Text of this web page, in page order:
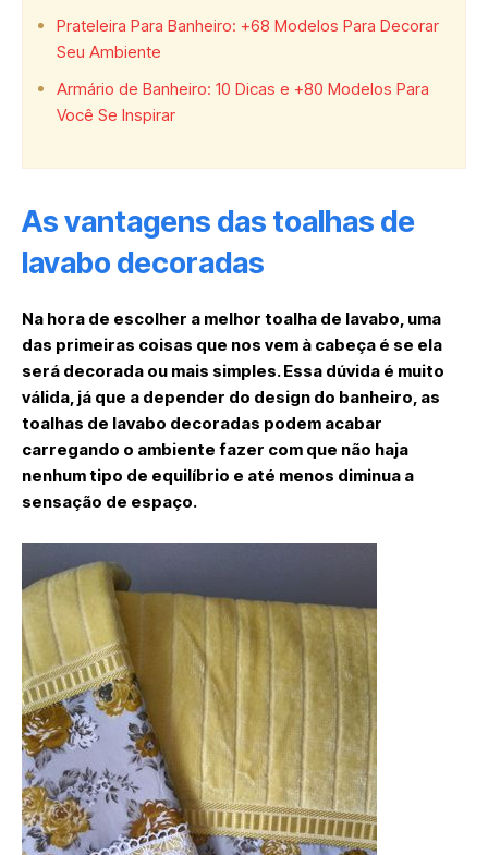
Prateleira Para Banheiro: +68 Modelos Para Decorar
Seu Ambiente
Armário de Banheiro: 10 Dicas e +80 Modelos Para
Você Se Inspirar
As vantagens das toalhas de
lavabo decoradas
Na hora de escolher a melhor toalha de lavabo, uma
das primeiras coisas que nos vem à cabeça é se ela
será decorada ou mais simples. Essa dúvida é muito
válida, já que a depender do design do banheiro, as
toalhas de lavabo decoradas podem acabar
carregando o ambiente fazer com que não haja
nenhum tipo de equilíbrio e até menos diminua a
sensação de espaço.